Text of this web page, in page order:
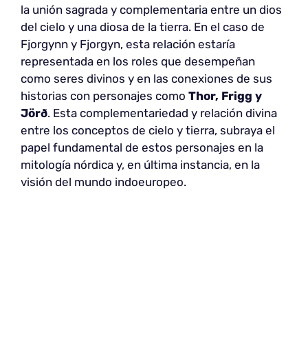
la unión sagrada y complementaria entre un dios
del cielo y una diosa de la tierra. En el caso de
Fjorgynn y Fjorgyn, esta relación estaría
representada en los roles que desempeñan
como seres divinos y en las conexiones de sus
historias con personajes como Thor, Frigg y
Jörð. Esta complementariedad y relación divina
entre los conceptos de cielo y tierra, subraya el
papel fundamental de estos personajes en la
mitología nórdica y, en última instancia, en la
visión del mundo indoeuropeo.